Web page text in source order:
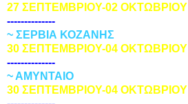
27 ΣΕΠΤΕΜΒΡΙΟΥ-02 ΟΚΤΩΒΡΙΟΥ
--------------
~ ΣΕΡΒΙΑ ΚΟΖΑΝΗΣ
30 ΣΕΠΤΕΜΒΡΙΟΥ-04 ΟΚΤΩΒΡΙΟΥ
--------------
~ ΑΜΥΝΤΑΙΟ
30 ΣΕΠΤΕΜΒΡΙΟΥ-04 ΟΚΤΩΒΡΙΟΥ